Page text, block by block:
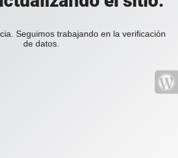
Seguimos trabajando en la verificación
de datos.